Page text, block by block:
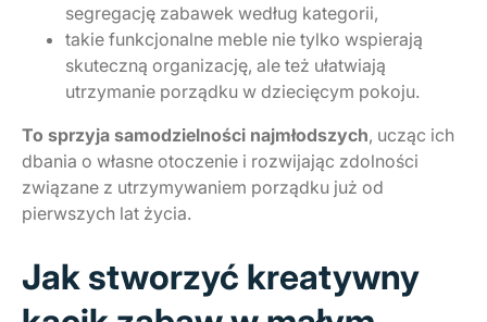
segregację zabawek według kategorii,
takie funkcjonalne meble nie tylko wspierają
skuteczną organizację, ale też ułatwiają
utrzymanie porządku w dziecięcym pokoju.
To sprzyja samodzielności najmłodszych, ucząc ich
dbania o własne otoczenie i rozwijając zdolności
związane z utrzymywaniem porządku już od
pierwszych lat życia.
Jak stworzyć kreatywny